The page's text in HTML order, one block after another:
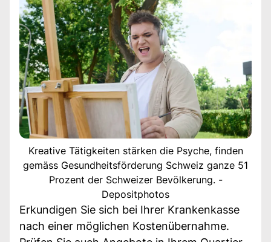
Kreative Tätigkeiten stärken die Psyche, finden
gemäss Gesundheitsförderung Schweiz ganze 51
Prozent der Schweizer Bevölkerung. -
Depositphotos
Erkundigen Sie sich bei Ihrer Krankenkasse
nach einer möglichen Kostenübernahme.